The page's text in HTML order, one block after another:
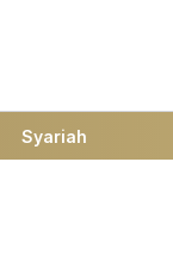
Syariah